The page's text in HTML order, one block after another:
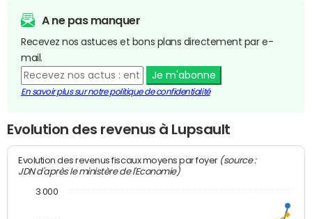
A ne pas manquer
Recevez nos astuces et bons plans directement par e-
mail.
Je m'abonne
En savoir plus sur notre politique de confidentialité
Evolution des revenus à Lupsault
Evolution des revenus fiscaux moyens par foyer (source :
JDN d'après le ministère de l'Economie)
3 000